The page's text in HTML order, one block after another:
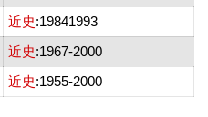
近史:19841993
近史:1967-2000
近史:1955-2000